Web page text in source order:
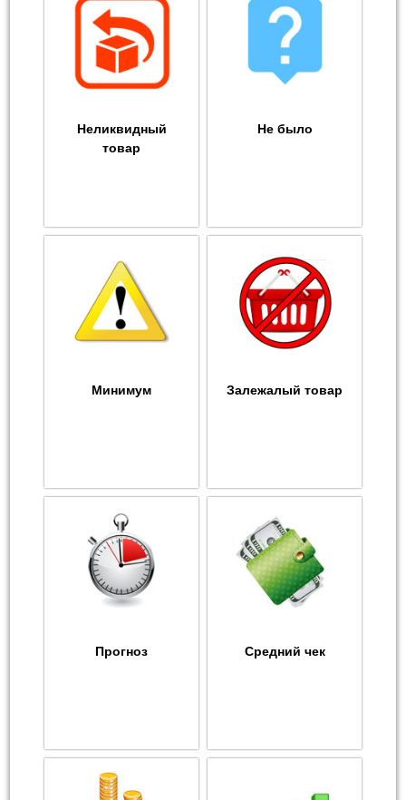
Неликвидный
товар
Не было
Минимум Залежалый товар
Прогноз Средний чек